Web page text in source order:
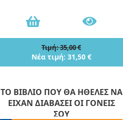
Τιμή: 35,00 €
Νέα τιμή: 31,50 €
ΤΟ ΒΙΒΛΙΟ ΠΟΥ ΘΑ ΗΘΕΛΕΣ ΝΑ
ΕΙΧΑΝ ΔΙΑΒΑΣΕΙ ΟΙ ΓΟΝΕΙΣ
ΣΟΥ